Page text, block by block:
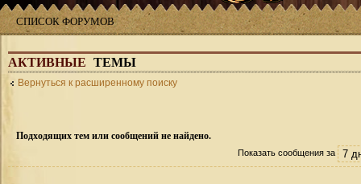
СПИСОК ФОРУМОВ
АКТИВНЫЕ ТЕМЫ
Вернуться к расширенному поиску
Подходящих тем или сообщений не найдено.
Показать сообщения за